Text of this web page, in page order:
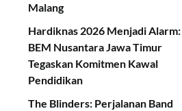
Malang
Hardiknas 2026 Menjadi Alarm:
BEM Nusantara Jawa Timur
Tegaskan Komitmen Kawal
Pendidikan
The Blinders: Perjalanan Band